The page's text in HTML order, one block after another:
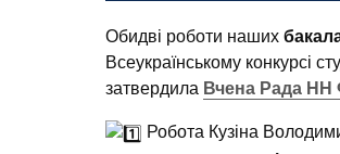
Обидві роботи наших
Всеукраїнському конкурсі
затвердила Вчена Рада НН
Робота Кузіна